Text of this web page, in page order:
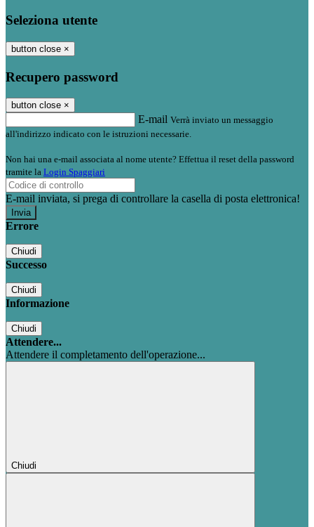
Seleziona utente
button close ×
Recupero password
button close ×
E-mail Verrà inviato un messaggio
all'indirizzo indicato con le istruzioni necessarie.
Non hai una e-mail associata al nome utente? Effettua il reset della password
tramite la Login Spaggiari
E-mail inviata, si prega di controllare la casella di posta elettronica!
Errore
Chiudi
Successo
Chiudi
Informazione
Chiudi
Attendere...
Attendere il completamento dell'operazione...
Chiudi